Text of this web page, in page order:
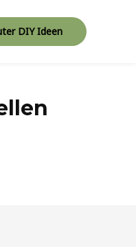
DIY Ideen